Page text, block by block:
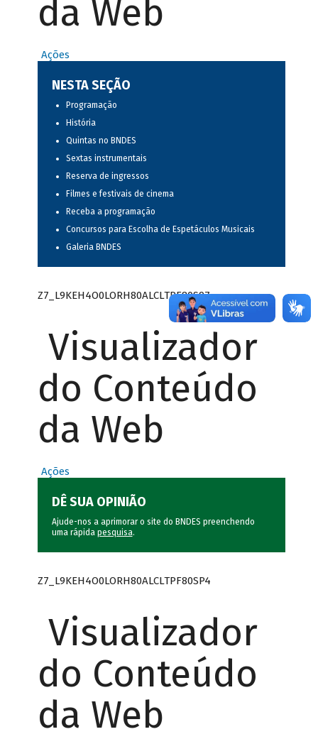
da Web
Ações
NESTA SEÇÃO
Programação
História
Quintas no BNDES
Sextas instrumentais
Reserva de ingressos
Filmes e festivais de cinema
Receba a programação
Concursos para Escolha de Espetáculos Musicais
Galeria BNDES
Z7_L9KEH4O0LORH80ALCLTPF80S97
Visualizador
do Conteúdo
da Web
Ações
DÊ SUA OPINIÃO
Ajude-nos a aprimorar o site do BNDES preenchendo
uma rápida pesquisa.
Z7_L9KEH4O0LORH80ALCLTPF80SP4
Visualizador
do Conteúdo
da Web